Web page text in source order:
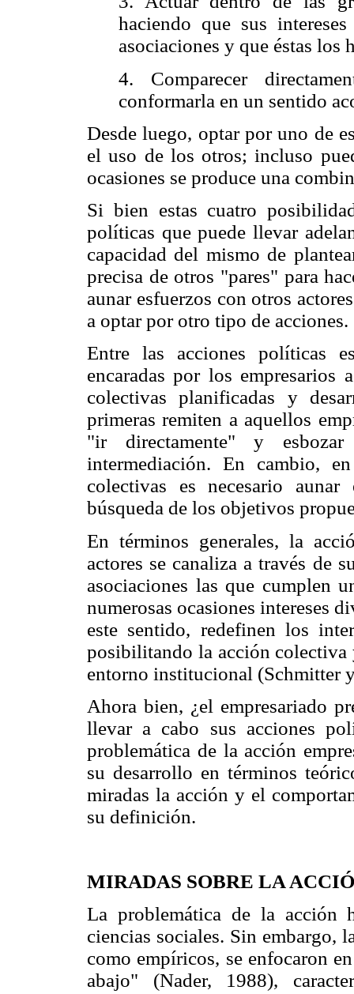
haciendo que sus
asociaciones y que éstas los
4. Comparecer
conformarla en un sentido
Desde luego, optar por uno de
el uso de los otros; incluso
ocasiones se produce una
Si bien estas cuatro
políticas que puede llevar
capacidad del mismo de
precisa de otros "pares" para
aunar esfuerzos con otros
a optar por otro tipo de acciones.
Entre las acciones políticas
encaradas por los
colectivas planificadas y
primeras remiten a aquellos
"ir directamente" y
intermediación. En cambio,
colectivas es necesario
búsqueda de los objetivos
En términos generales, la
actores se canaliza a través de
asociaciones las que cumplen
numerosas ocasiones intereses
este sentido, redefinen los
posibilitando la acción colectiva
entorno institucional (Schmitter
Ahora bien, ¿el empresariado
llevar a cabo sus acciones
problemática de la acción
su desarrollo en términos
miradas la acción y el
su definición.
MIRADAS SOBRE LA
La problemática de la acción
ciencias sociales. Sin embargo,
como empíricos, se enfocaron
abajo" (Nader, 1988),